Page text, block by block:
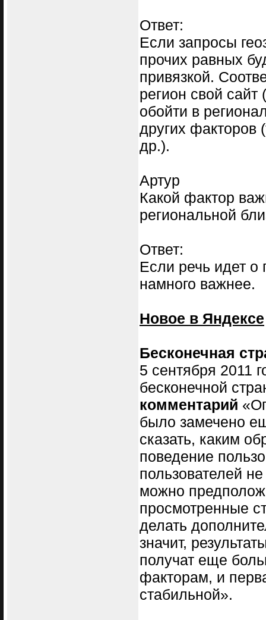
Ответ:
Если запросы
прочих равных
привязкой.
регион свой
обойти в
других факторов
др.).
Артур
Какой фактор
региональной
Ответ:
Если речь идет о
намного важнее.
Новое в Яндексе
Бесконечная
5 сентября 2011
бесконечной
комментарий
было замечено
сказать, каким
поведение
пользователей
можно
просмотренные
делать
значит,
получат еще
факторам, и
стабильной».